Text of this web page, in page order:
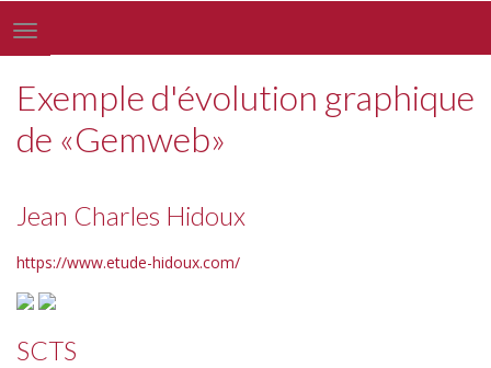
Toggle
navigation
Exemple d'évolution graphique
de «Gemweb»
Jean Charles Hidoux
https://www.etude-hidoux.com/
SCTS